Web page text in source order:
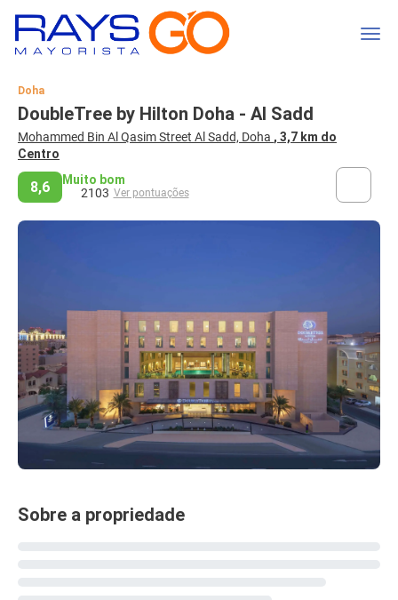
Doha
DoubleTree by Hilton Doha - Al Sadd
Mohammed Bin Al Qasim Street Al Sadd, Doha , 3,7 km do
Centro
8,6
Muito bom
2103 Ver pontuações
Sobre a propriedade